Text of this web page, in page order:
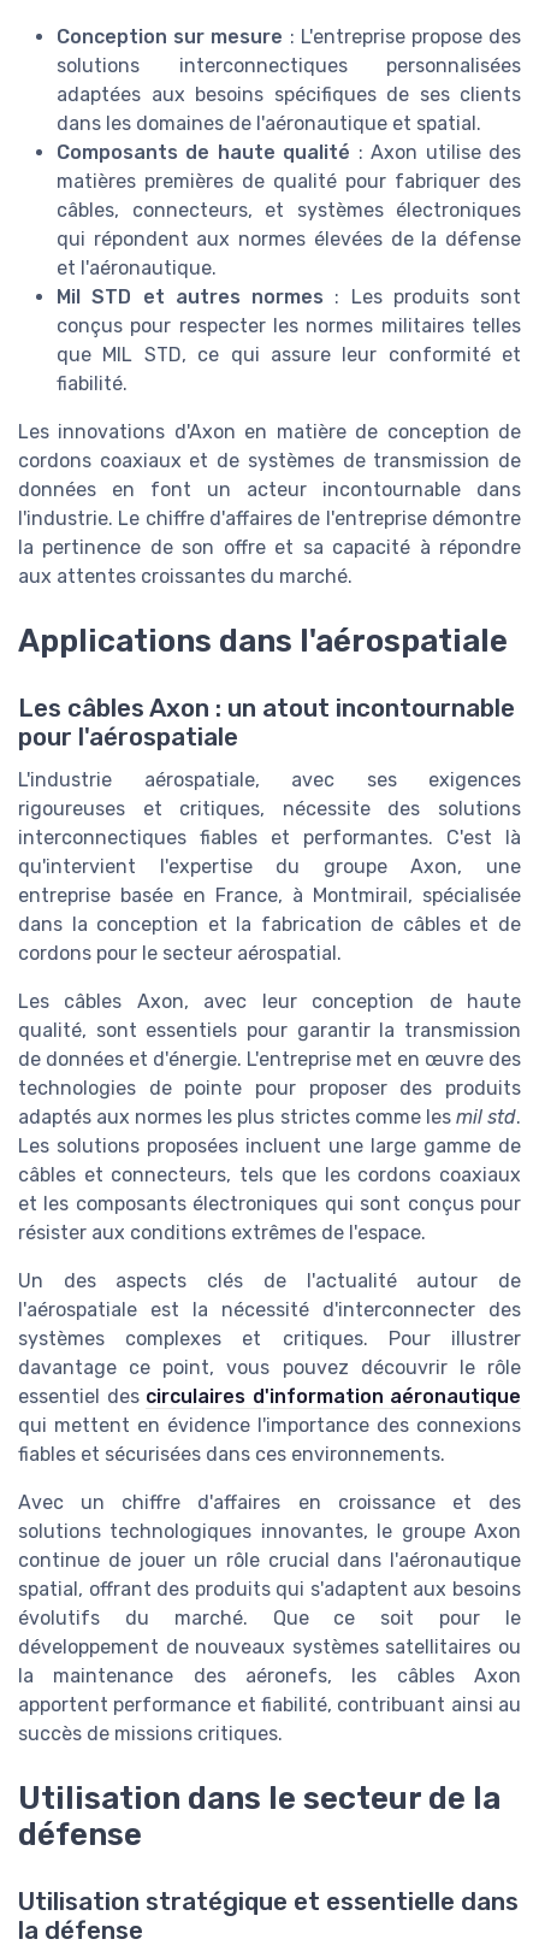
Conception sur mesure : L'entreprise propose des
solutions interconnectiques personnalisées
adaptées aux besoins spécifiques de ses clients
dans les domaines de l'aéronautique et spatial.
Composants de haute qualité : Axon utilise des
matières premières de qualité pour fabriquer des
câbles, connecteurs, et systèmes électroniques
qui répondent aux normes élevées de la défense
et l'aéronautique.
Mil STD et autres normes : Les produits sont
conçus pour respecter les normes militaires telles
que MIL STD, ce qui assure leur conformité et
fiabilité.
Les innovations d'Axon en matière de conception de
cordons coaxiaux et de systèmes de transmission de
données en font un acteur incontournable dans
l'industrie. Le chiffre d'affaires de l'entreprise démontre
la pertinence de son offre et sa capacité à répondre
aux attentes croissantes du marché.
Applications dans l'aérospatiale
Les câbles Axon : un atout incontournable
pour l'aérospatiale
L'industrie aérospatiale, avec ses exigences
rigoureuses et critiques, nécessite des solutions
interconnectiques fiables et performantes. C'est là
qu'intervient l'expertise du groupe Axon, une
entreprise basée en France, à Montmirail, spécialisée
dans la conception et la fabrication de câbles et de
cordons pour le secteur aérospatial.
Les câbles Axon, avec leur conception de haute
qualité, sont essentiels pour garantir la transmission
de données et d'énergie. L'entreprise met en œuvre des
technologies de pointe pour proposer des produits
adaptés aux normes les plus strictes comme les mil std.
Les solutions proposées incluent une large gamme de
câbles et connecteurs, tels que les cordons coaxiaux
et les composants électroniques qui sont conçus pour
résister aux conditions extrêmes de l'espace.
Un des aspects clés de l'actualité autour de
l'aérospatiale est la nécessité d'interconnecter des
systèmes complexes et critiques. Pour illustrer
davantage ce point, vous pouvez découvrir le rôle
essentiel des circulaires d'information aéronautique
qui mettent en évidence l'importance des connexions
fiables et sécurisées dans ces environnements.
Avec un chiffre d'affaires en croissance et des
solutions technologiques innovantes, le groupe Axon
continue de jouer un rôle crucial dans l'aéronautique
spatial, offrant des produits qui s'adaptent aux besoins
évolutifs du marché. Que ce soit pour le
développement de nouveaux systèmes satellitaires ou
la maintenance des aéronefs, les câbles Axon
apportent performance et fiabilité, contribuant ainsi au
succès de missions critiques.
Utilisation dans le secteur de la
défense
Utilisation stratégique et essentielle dans
la défense